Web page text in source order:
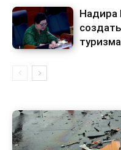
Надира
туризма